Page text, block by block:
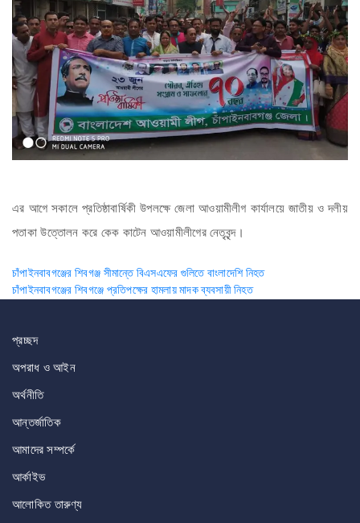
এর আগে সকালে প্রতিষ্ঠাবার্ষিকী উপলক্ষে জেলা আওয়ামীলীগ কার্যালয়ে জাতীয় ও দলীয়
পতাকা উত্তোলন করে কেক কাটেন আওয়ামীলীগের নেতৃবৃন্দ।
Post
navigation
চাঁপাইনবাবগঞ্জের শিবগঞ্জ সীমান্তে বিএসএফের গুলিতে বাংলাদেশি নিহত
চাঁপাইনবাবগঞ্জের শিবগঞ্জে প্রতিপক্ষের হামলায় মাদক ব্যবসায়ী নিহত
প্রচ্ছদ
অপরাধ ও আইন
অর্থনীতি
আন্তর্জাতিক
আমাদের সম্পর্কে
আর্কাইভ
আলোকিত তারুণ্য